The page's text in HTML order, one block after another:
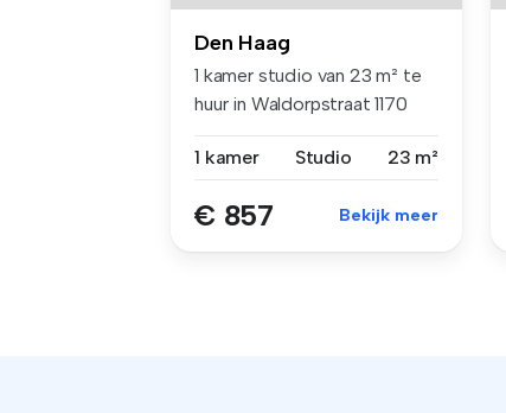
Den Haag
1 kamer studio van 23 m² te
huur in Waldorpstraat 1170
1 kamer
Studio 23 m²
€ 857 Bekijk meer